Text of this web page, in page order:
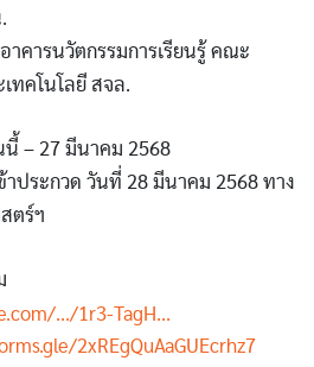
คารนวัตกรรมการเรียนรู้ คณะ
ทคโนโลยี สจล.
– 27 มีนาคม 2568
ประกวด วันที่ 28 มีนาคม 2568 ทาง
ตร์ฯ
.../1r3-TagH...
2xREgQuAaGUEcrhz7